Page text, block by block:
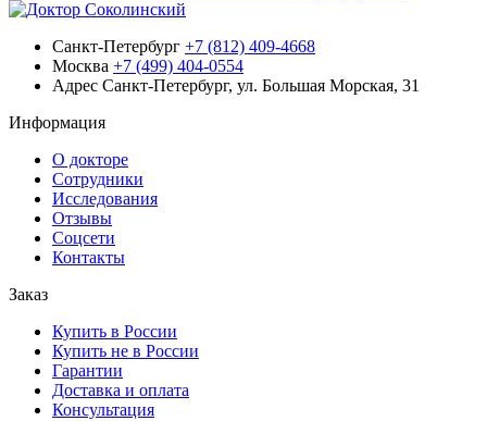
Санкт-Петербург +7 (812) 409-4668
Москва +7 (499) 404-0554
Адрес Санкт-Петербург, ул. Большая Морская, 31
Информация
О докторе
Сотрудники
Исследования
Отзывы
Соцсети
Контакты
Заказ
Купить в России
Купить не в России
Гарантии
Доставка и оплата
Консультация